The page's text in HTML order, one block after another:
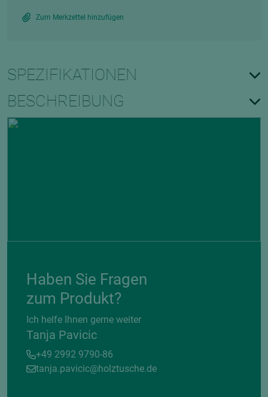
Zum Merkzettel hinzufügen
SPEZIFIKATIONEN
BESCHREIBUNG
Haben Sie Fragen
zum Produkt?
Ich helfe Ihnen gerne weiter
Tanja Pavicic
+49 2992 9790-86
tanja.pavicic@holztusche.de